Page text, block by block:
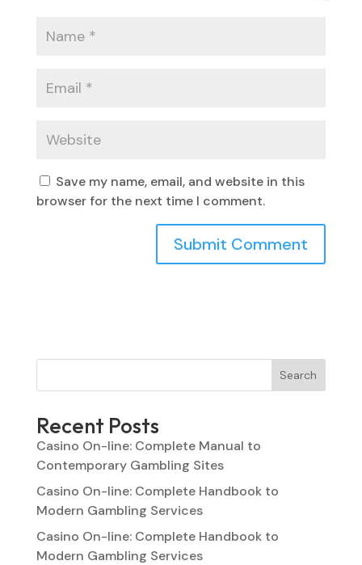
Save my name, email, and website in this
browser for the next time I comment.
Search
Recent Posts
Casino On-line: Complete Manual to
Contemporary Gambling Sites
Casino On-line: Complete Handbook to
Modern Gambling Services
Casino On-line: Complete Handbook to
Modern Gambling Services